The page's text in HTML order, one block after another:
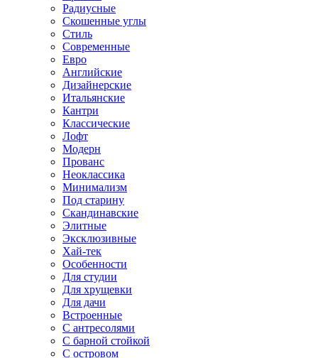
Радиусные
Скошенные углы
Стиль
Современные
Евро
Английские
Дизайнерские
Итальянские
Кантри
Классические
Лофт
Модерн
Прованс
Неоклассика
Минимализм
Под старину
Скандинавские
Элитные
Эксклюзивные
Хай-тек
Особенности
Для студии
Для хрущевки
Для дачи
Встроенные
С антресолями
С барной стойкой
С островом